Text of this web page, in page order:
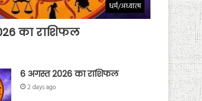
धर्म/अध्यात्म
का राशिफल
6 अगस्त 2026 का राशिफल
2 days ago